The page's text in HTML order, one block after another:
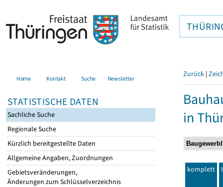
Home Kontakt Suche Newsletter
STATISTISCHE DATEN
Sachliche Suche
Regionale Suche
Kürzlich bereitgestellte Daten
Allgemeine Angaben, Zuordnungen
Gebietsveränderungen,
Änderungen zum Schlüsselverzeichnis
Zurück |
in
komplett